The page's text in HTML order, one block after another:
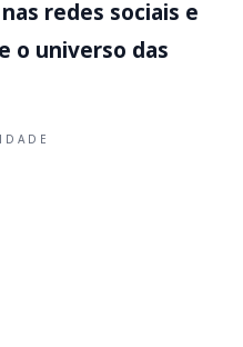
redes sociais e
o universo das